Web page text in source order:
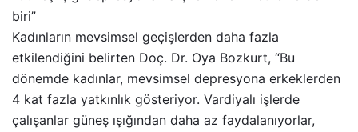
biri”
Kadınların mevsimsel geçişlerden daha fazla
etkilendiğini belirten Doç. Dr. Oya Bozkurt, “Bu
dönemde kadınlar, mevsimsel depresyona erkeklerden
4 kat fazla yatkınlık gösteriyor. Vardiyalı işlerde
çalışanlar güneş ışığından daha az faydalanıyorlar,